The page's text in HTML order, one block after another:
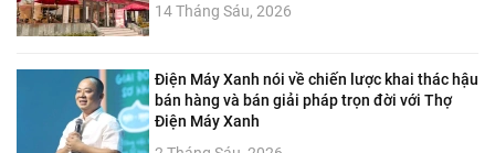
14 Tháng Sáu, 2026
Điện Máy Xanh nói về chiến lược khai thác hậu
bán hàng và bán giải pháp trọn đời với Thợ
Điện Máy Xanh